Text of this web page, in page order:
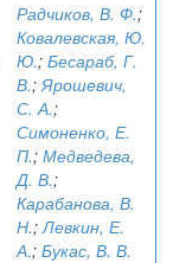
Радчиков, В. Ф.;
Ковалевская, Ю.
Ю.; Бесараб, Г.
В.;Ярошевич,
С. А.;
Симоненко, Е.
П.; Медведева,
Д. В.;
Карабанова, В.
Н.;Левкин, Е.
А.; Букас, В. В.